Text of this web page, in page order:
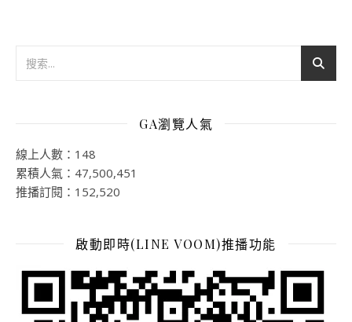
GA瀏覽人氣
線上人數：148
累積人氣：47,500,451
推播訂閱：152,520
啟動即時(LINE VOOM)推播功能